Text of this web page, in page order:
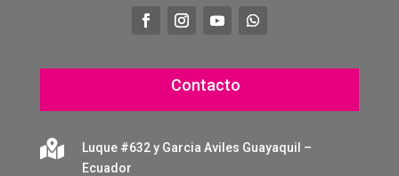
Contacto

Luque #632 y Garcia Aviles Guayaquil –
Ecuador